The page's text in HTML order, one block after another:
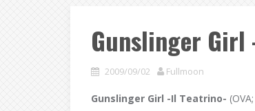
Gunslinger Girl
2009/09/02 Fullmoon
Gunslinger Girl -Il Teatrino-